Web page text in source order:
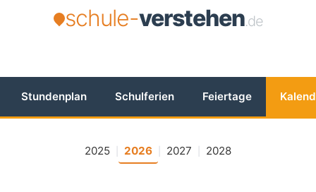
schule-verstehen.de
Stundenplan Schulferien Feiertage
2025 2026 2027 2028